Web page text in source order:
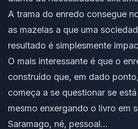
A trama do enredo consegue
as mazelas a que uma
resultado é simplesmente
O mais interessante é que o
construído que, em dado
começa a se questionar se
mesmo enxergando o livro em
Saramago, né, pessoal…